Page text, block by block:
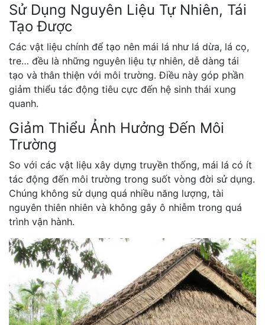
Sử Dụng Nguyên Liệu Tự Nhiên, Tái
Tạo Được
Các vật liệu chính để tạo nên mái lá như lá dừa, lá cọ,
tre… đều là những nguyên liệu tự nhiên, dễ dàng tái
tạo và thân thiện với môi trường. Điều này góp phần
giảm thiểu tác động tiêu cực đến hệ sinh thái xung
quanh.
Giảm Thiểu Ảnh Hưởng Đến Môi
Trường
So với các vật liệu xây dựng truyền thống, mái lá có ít
tác động đến môi trường trong suốt vòng đời sử dụng.
Chúng không sử dụng quá nhiều năng lượng, tài
nguyên thiên nhiên và không gây ô nhiễm trong quá
trình vận hành.